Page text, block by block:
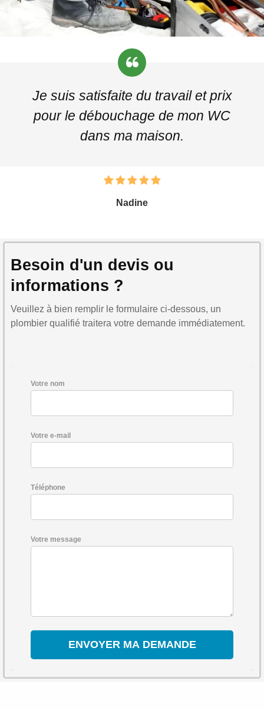
Je suis satisfaite du travail et prix
pour le débouchage de mon WC
dans ma maison.
Nadine
Besoin d'un devis ou
informations ?
Veuillez à bien remplir le formulaire ci-dessous, un
plombier qualifié traitera votre demande immédiatement.
Votre nom
Votre e-mail
Téléphone
Votre message